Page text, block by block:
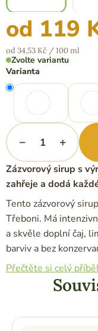
od 119
Měrná
cena:
od 34,53 Kč / 100 ml
Zvolte variantu
Varianta
+
−
Zázvorový sirup s
zahřeje a dodá
Tento zázvorový
Třeboni. Má
a skvěle doplní čaj,
barviv a bez
Přečtěte si celý